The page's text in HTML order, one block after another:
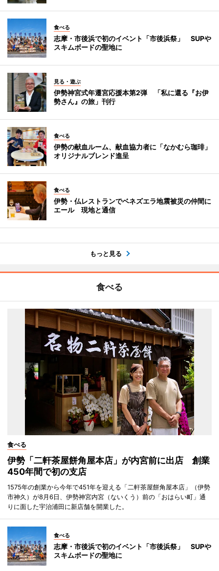
食べる
志摩・市後浜で初のイベント「市後浜祭」 SUPや
スキムボードの聖地に
見る・遊ぶ
伊勢神宮式年遷宮応援本第2弾 「私に還る『お伊
勢さん』の旅」刊行
食べる
伊勢の献血ルーム、献血協力者に「なかむら珈琲」
オリジナルブレンド進呈
食べる
伊勢・仏レストランでベネズエラ地震被災の仲間に
エール 現地と通信
もっと見る
食べる
食べる
伊勢「二軒茶屋餅角屋本店」が内宮前に出店 創業
450年間で初の支店
1575年の創業から今年で451年を迎える「二軒茶屋餅角屋本店」（伊勢
市神久）が8月6日、伊勢神宮内宮（ないくう）前の「おはらい町」通
りに面した宇治浦田に新店舗を開業した。
食べる
志摩・市後浜で初のイベント「市後浜祭」 SUPや
スキムボードの聖地に